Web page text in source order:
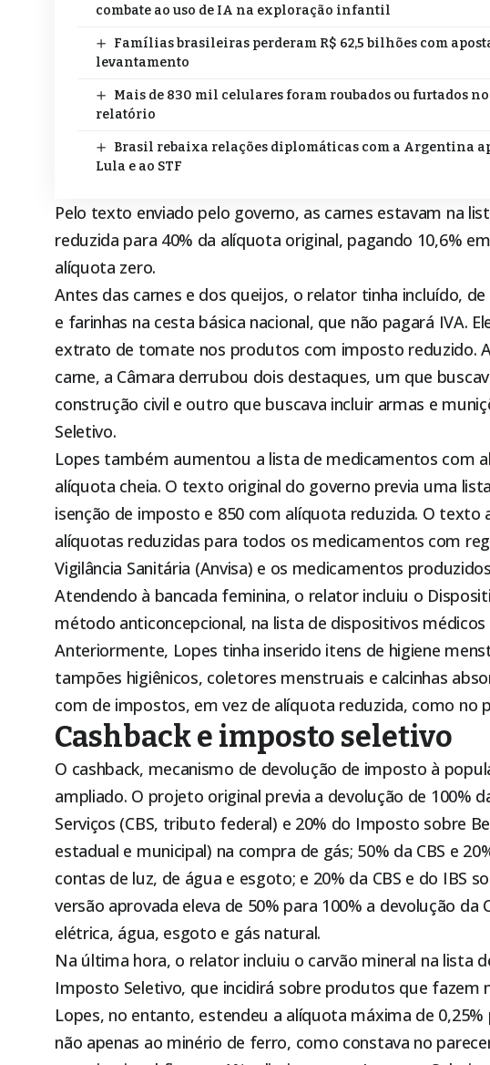
combate ao uso de IA na exploração infantil
Famílias brasileiras perderam R$ 62,5 bilhões com
levantamento
Mais de 830 mil celulares foram roubados ou furtados no
relatório
Brasil rebaixa relações diplomáticas com a Argentina
Lula e ao STF
Pelo texto enviado pelo governo, as carnes estavam na
reduzida para 40% da alíquota original, pagando 10,6%
alíquota zero.
Antes das carnes e dos queijos, o relator tinha incluído,
e farinhas na cesta básica nacional, que não pagará IVA.
extrato de tomate nos produtos com imposto reduzido.
carne, a Câmara derrubou dois destaques, um que
construção civil e outro que buscava incluir armas e
Seletivo.
Lopes também aumentou a lista de medicamentos com
alíquota cheia. O texto original do governo previa uma
isenção de imposto e 850 com alíquota reduzida. O texto
alíquotas reduzidas para todos os medicamentos com
Vigilância Sanitária (Anvisa) e os medicamentos
Atendendo à bancada feminina, o relator incluiu o
método anticoncepcional, na lista de dispositivos
Anteriormente, Lopes tinha inserido itens de higiene
tampões higiênicos, coletores menstruais e calcinhas
com de impostos, em vez de alíquota reduzida, como no
Cashback e imposto seletivo
O cashback, mecanismo de devolução de imposto à
ampliado. O projeto original previa a devolução de 100%
Serviços (CBS, tributo federal) e 20% do Imposto sobre
estadual e municipal) na compra de gás; 50% da CBS e
contas de luz, de água e esgoto; e 20% da CBS e do IBS
versão aprovada eleva de 50% para 100% a devolução da
elétrica, água, esgoto e gás natural.
Na última hora, o relator incluiu o carvão mineral na lista
Imposto Seletivo, que incidirá sobre produtos que fazem
Lopes, no entanto, estendeu a alíquota máxima de
não apenas ao minério de ferro, como constava no